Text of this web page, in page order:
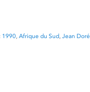
1990, Afrique du Sud, Jean Doré